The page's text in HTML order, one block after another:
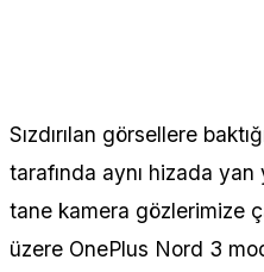
Sızdırılan görsellere
tarafında aynı hizada yan
tane kamera gözlerimize
üzere OnePlus Nord 3